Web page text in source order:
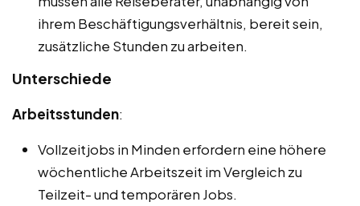
ihrem Beschäftigungsverhältnis, bereit sein,
zusätzliche Stunden zu arbeiten.
Unterschiede
Arbeitsstunden:
Vollzeitjobs in Minden erfordern eine höhere
wöchentliche Arbeitszeit im Vergleich zu
Teilzeit- und temporären Jobs.